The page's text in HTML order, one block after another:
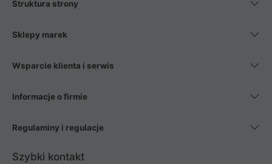
Struktura strony
Sklepy marek
Wsparcie klienta i serwis
Informacje o firmie
Regulaminy i regulacje
Szybki kontakt